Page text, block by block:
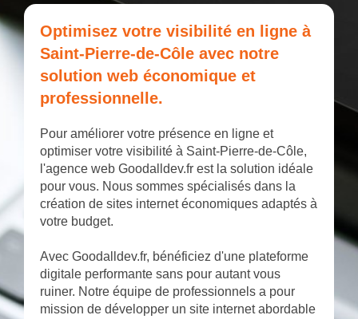
Optimisez votre visibilité en ligne à
Saint-Pierre-de-Côle avec notre
solution web économique et
professionnelle.
Pour améliorer votre présence en ligne et
optimiser votre visibilité à Saint-Pierre-de-Côle,
l'agence web Goodalldev.fr est la solution idéale
pour vous. Nous sommes spécialisés dans la
création de sites internet économiques adaptés à
votre budget.
Avec Goodalldev.fr, bénéficiez d'une plateforme
digitale performante sans pour autant vous
ruiner. Notre équipe de professionnels a pour
mission de développer un site internet abordable